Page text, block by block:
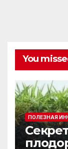
You
ПОЛЕЗНАЯ